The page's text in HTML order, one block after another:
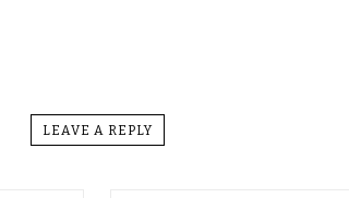
LEAVE A REPLY